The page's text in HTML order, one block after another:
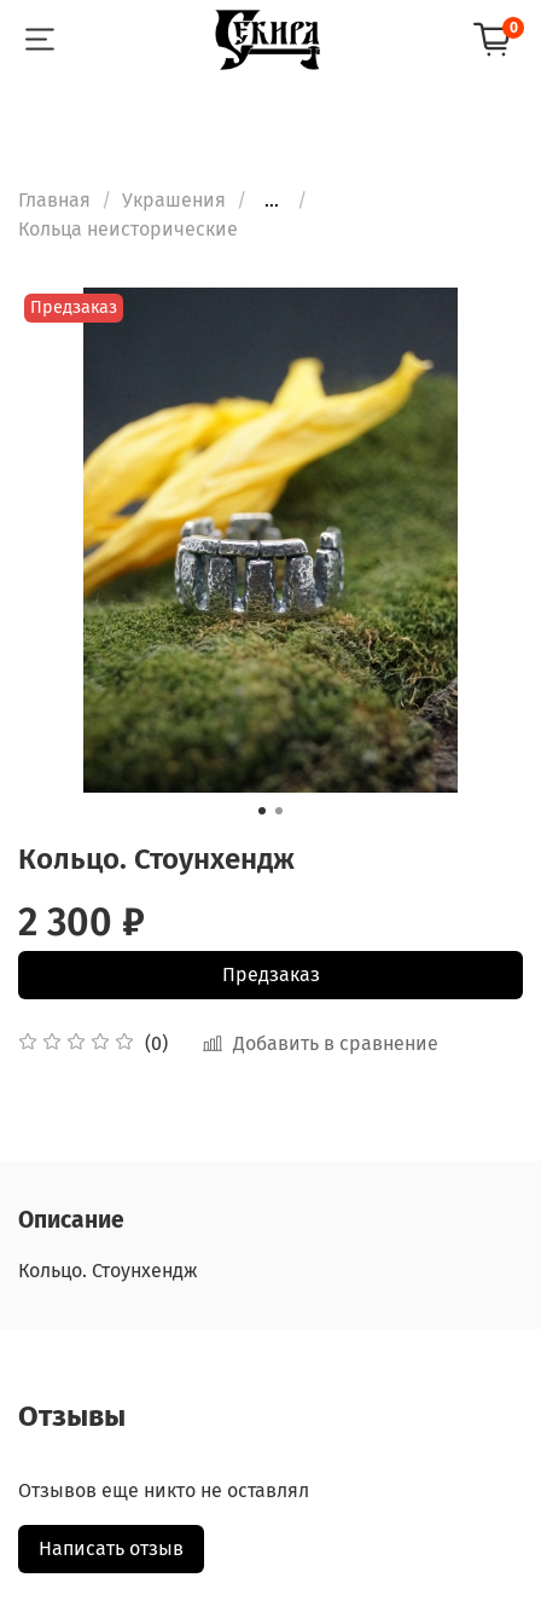
0
Главная Украшения
...
Кольца неисторические
Предзаказ
Кольцо. Стоунхендж
(0) Добавить в сравнение
2 300 ₽
Предзаказ
Описание
Кольцо. Стоунхендж
Отзывы
Отзывов еще никто не оставлял
Написать отзыв